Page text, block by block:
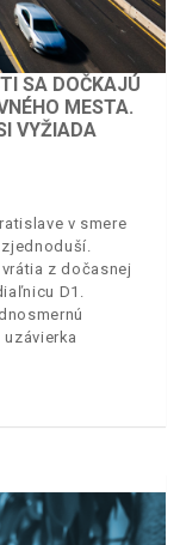
SA DOČKAJÚ
MESTA.
VYŽIADA
v smere
z dočasnej
D1.